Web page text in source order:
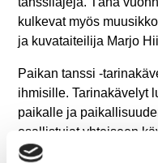
kulkevat myös
ja kuvataiteilija Marjo
Paikan tanssi -
ihmisille. Tarinakävelyt
paikalle ja
osallistujat yhteiseen
pääsee kokemaan